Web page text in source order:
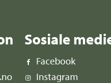
Sosiale
Facebook
Instagram